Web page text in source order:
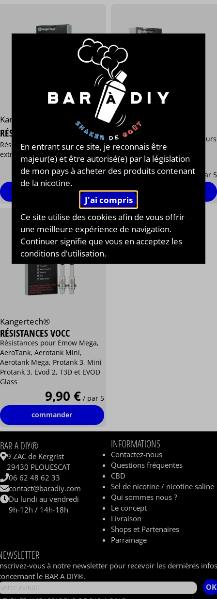
Kangertech®
RÉSISTANCES KANGER T2
Résistances mèches longues et
extra longues
8,90 € / par 5
voir les modèles
Kangertech®
RÉSISTANCES SOCC
Résistances pour clearomiseurs
Protank 1, Protank 2, Mini
Protank 2 et Evod
9,90 €
/ par 5
Kangertech®
RÉSISTANCES VOCC
Résistances pour Emow Mega,
AeroTank, Aerotank Mini,
Aerotank Mega, Protank 3, Mini
Protank 3, Evod 2, T3D et EVOD
Glass
9,90 € / par 5
commander
BAR A DIY®
9 ZAC de Kergrist
29430 PLOUESCAT
06 62 48 62 33
contact@baradiy.com
Du lundi au vendredi
9h-12h / 14h-18h
INFORMATIONS
Contactez-nous
Questions fréquentes
CBD
Sel de nicotine / nicotine saline
Qui sommes nous ?
Le concept
Livraison
Shops et Partenaires
Parrainage
vous à notre newsletter pour recevoir les dernières
le BAR A DIY®.
OK
En entrant sur ce site, je reconnais être
majeur(e) et être autorisé(e) par la législation
de mon pays à acheter des produits contenant
de la nicotine.
Ce site utilise des cookies afin de vous offrir
une meilleure expérience de navigation.
Continuer signifie que vous en acceptez les
conditions d'utilisation.